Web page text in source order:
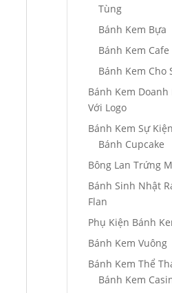
Tùng
Bánh Kem Bựa
Bánh Kem Cafe
Bánh Kem Cho
Bánh Kem
Với Logo
Bánh Kem Sự
Bánh Cupcake
Bông Lan Trứng
Bánh Sinh Nhật
Flan
Phụ Kiện Bánh
Bánh Kem Vuông
Bánh Kem Thể
Bánh Kem